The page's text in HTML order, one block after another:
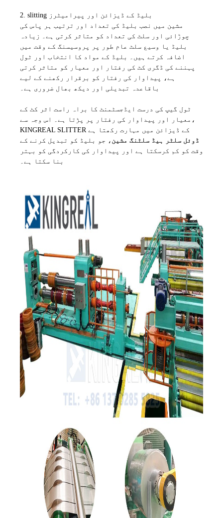
2. slitting بلیڈ کے ڈیزائن اور پیرامیٹرز
مشین میں نصب بلیڈ کی تعداد اور ترتیب ہر پاس کی
چوڑائی اور سلٹ کی تعداد کو متاثر کرتی ہے۔ زیادہ
بلیڈ یا وسیع سلٹ عام طور پر پروسیسنگ کے وقت میں
اضافہ کرتے ہیں۔ بلیڈ کے مواد کا انتخاب اور ٹول
پہننے کی ڈگری کٹ کی رفتار اور معیار کو متاثر کرتی
ہے، پیداوار کی رفتار کو برقرار رکھنے کے لیے
باقاعدہ تبدیلی اور دیکھ بھال ضروری ہے۔
ٹول گیپ کی درست ایڈجسٹمنٹ کا براہ راست اثر کٹ کے
معیار اور پیداوار کی رفتار پر پڑتا ہے۔ اس وجہ سے،
KINGREAL SLITTER کے ڈیزائن میں مہارت رکھتا ہے
ڈوئل سلٹر ہیڈ سلٹنگ مشین ، جو بلیڈ کو تبدیل کرنے کے
وقت کو کم کرسکتا ہے اور پیداوار کی کارکردگی کو بہتر
بنا سکتا ہے۔